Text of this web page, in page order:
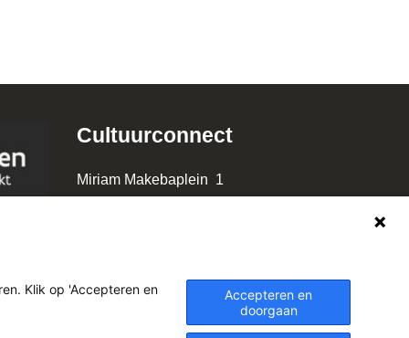
Cultuurconnect
Miriam Makebaplein 1
Klik op 'Accepteren en
Accepteren en
doorgaan